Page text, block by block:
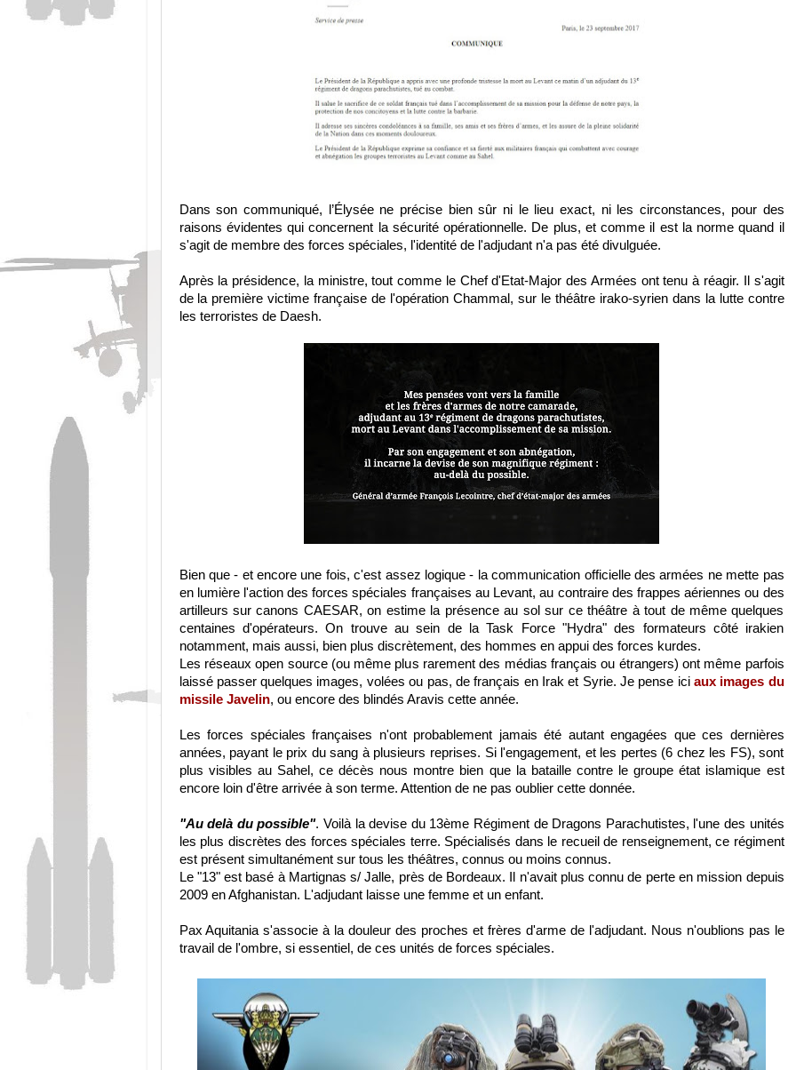
Dans son communiqué, l’Élysée ne précise bien sûr ni le lieu exact, ni les circonstances, pour des
raisons évidentes qui concernent la sécurité opérationnelle. De plus, et comme il est la norme quand il
s'agit de membre des forces spéciales, l'identité de l'adjudant n'a pas été divulguée.
Après la présidence, la ministre, tout comme le Chef d'Etat-Major des Armées ont tenu à réagir. Il s'agit
de la première victime française de l'opération Chammal, sur le théâtre irako-syrien dans la lutte contre
les terroristes de Daesh.
Bien que - et encore une fois, c'est assez logique - la communication officielle des armées ne mette pas
en lumière l'action des forces spéciales françaises au Levant, au contraire des frappes aériennes ou des
artilleurs sur canons CAESAR, on estime la présence au sol sur ce théâtre à tout de même quelques
centaines d'opérateurs. On trouve au sein de la Task Force "Hydra" des formateurs côté irakien
notamment, mais aussi, bien plus discrètement, des hommes en appui des forces kurdes.
Les réseaux open source (ou même plus rarement des médias français ou étrangers) ont même parfois
laissé passer quelques images, volées ou pas, de français en Irak et Syrie. Je pense ici aux images du
missile Javelin, ou encore des blindés Aravis cette année.
Les forces spéciales françaises n'ont probablement jamais été autant engagées que ces dernières
années, payant le prix du sang à plusieurs reprises. Si l'engagement, et les pertes (6 chez les FS), sont
plus visibles au Sahel, ce décès nous montre bien que la bataille contre le groupe état islamique est
encore loin d'être arrivée à son terme. Attention de ne pas oublier cette donnée.
"Au delà du possible". Voilà la devise du 13ème Régiment de Dragons Parachutistes, l'une des unités
les plus discrètes des forces spéciales terre. Spécialisés dans le recueil de renseignement, ce régiment
est présent simultanément sur tous les théâtres, connus ou moins connus.
Le "13" est basé à Martignas s/ Jalle, près de Bordeaux. Il n'avait plus connu de perte en mission depuis
2009 en Afghanistan. L'adjudant laisse une femme et un enfant.
Pax Aquitania s'associe à la douleur des proches et frères d'arme de l'adjudant. Nous n'oublions pas le
travail de l'ombre, si essentiel, de ces unités de forces spéciales.